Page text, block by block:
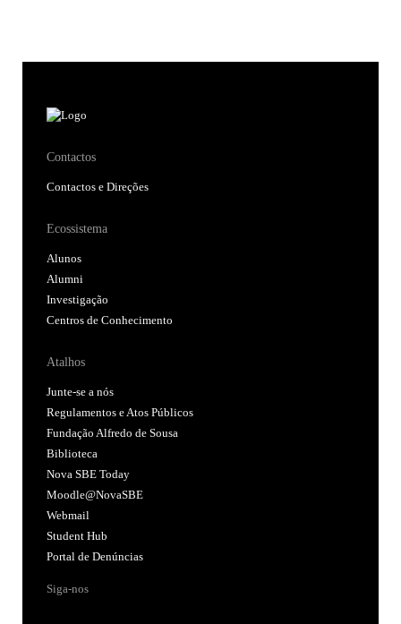
Contactos
Contactos e Direções
Ecossistema
Alunos
Alumni
Investigação
Centros de Conhecimento
Atalhos
Junte-se a nós
Regulamentos e Atos Públicos
Fundação Alfredo de Sousa
Biblioteca
Nova SBE Today
Moodle@NovaSBE
Webmail
Student Hub
Portal de Denúncias
Siga-nos